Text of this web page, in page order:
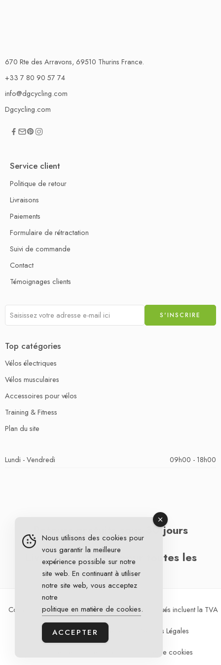
670 Rte des Arravons, 69510 Thurins France.
+33 7 80 90 57 74
info@dgcycling.com
Dgcycling.com
Service client
Politique de retour
Livraisons
Paiements
Formulaire de rétractation
Suivi de commande
Contact
Témoignages clients
Top catégories
Vélos électriques
Vélos musculaires
Accessoires pour vélos
Training & Fitness
Plan du site
Lundi - Vendredi 09h00 - 18h00
Retours gratuits sous 30 jours
Livraison gratuite pour toutes les
commandes
Copyright 2026 © DG Cycling. Tous les prix indiqués incluent la TVA
Conditions Générales de Vente Mentions Légales
Politique de cookies
Nous utilisons des cookies pour
vous garantir la meilleure
expérience possible sur notre
site web. En continuant à utiliser
notre site web, vous acceptez
notre
politique en matière de cookies.
ACCEPTER